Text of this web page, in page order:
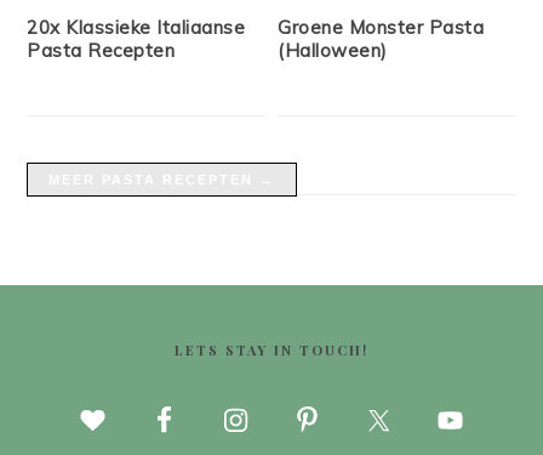
20x Klassieke Italiaanse
Pasta Recepten
Groene Monster Pasta
(Halloween)
LETS STAY IN TOUCH!